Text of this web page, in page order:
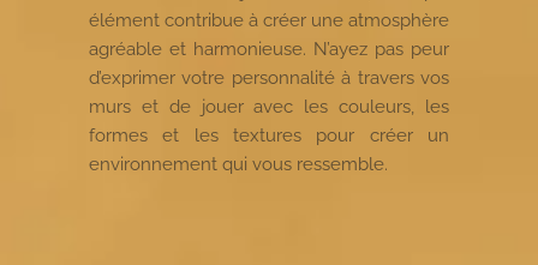
élément contribue à créer une atmosphère
agréable et harmonieuse. N’ayez pas peur
d’exprimer votre personnalité à travers vos
murs et de jouer avec les couleurs, les
formes et les textures pour créer un
environnement qui vous ressemble.